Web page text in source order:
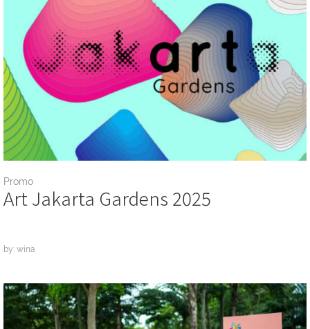
Promo
Art Jakarta Gardens 2025
by: wina